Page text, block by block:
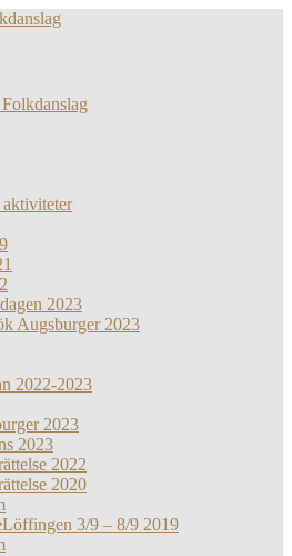
2023
Augsburger 2023
2022-2023
2023
2023
2022
2020
3/9 – 8/9 2019